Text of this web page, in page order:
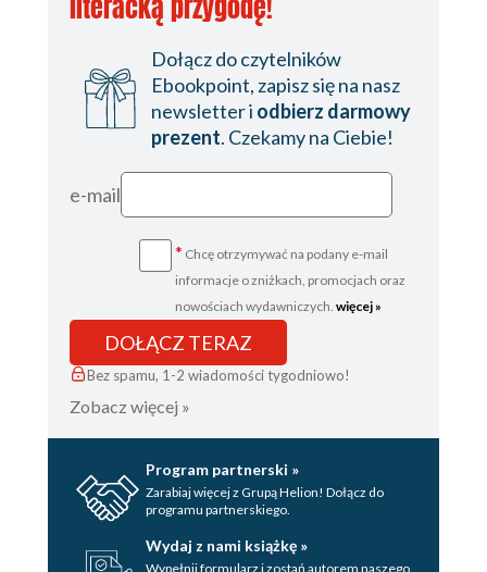
literacką przygodę!
Dołącz do czytelników
Ebookpoint, zapisz się na nasz
newsletter i odbierz darmowy
prezent. Czekamy na Ciebie!
e-mail
* Chcę otrzymywać na podany e-mail
informacje o zniżkach, promocjach oraz
nowościach wydawniczych. więcej »
DOŁĄCZ TERAZ
Bez spamu, 1-2 wiadomości tygodniowo!
Zobacz więcej »
Program partnerski »
Zarabiaj więcej z Grupą Helion! Dołącz do
programu partnerskiego.
Wydaj z nami książkę »
Wypełnij formularz i zostań autorem naszego